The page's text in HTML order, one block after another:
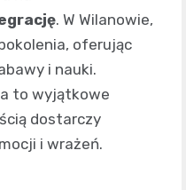
. W Wilanowie,
oferując
i nauki.
to wyjątkowe
dostarczy
i wrażeń.